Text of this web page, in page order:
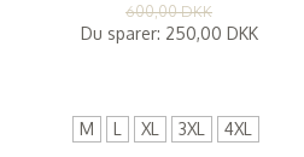
600,00 DKK
Du sparer: 250,00 DKK
M L XL 3XL 4XL